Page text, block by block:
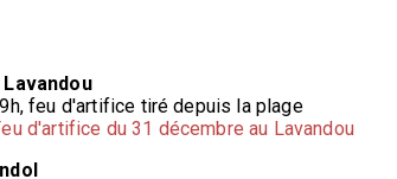
Lavandou
feu d'artifice tiré depuis la plage
d'artifice du 31 décembre au Lavandou